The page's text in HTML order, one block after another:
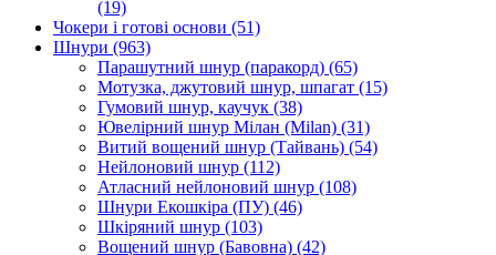
(19)
Чокери і готові основи (51)
Шнури (963)
Парашутний шнур (паракорд) (65)
Мотузка, джутовий шнур, шпагат (15)
Гумовий шнур, каучук (38)
Ювелірний шнур Мілан (Milan) (31)
Витий вощений шнур (Тайвань) (54)
Нейлоновий шнур (112)
Атласний нейлоновий шнур (108)
Шнури Екошкіра (ПУ) (46)
Шкіряний шнур (103)
Вощений шнур (Бавовна) (42)